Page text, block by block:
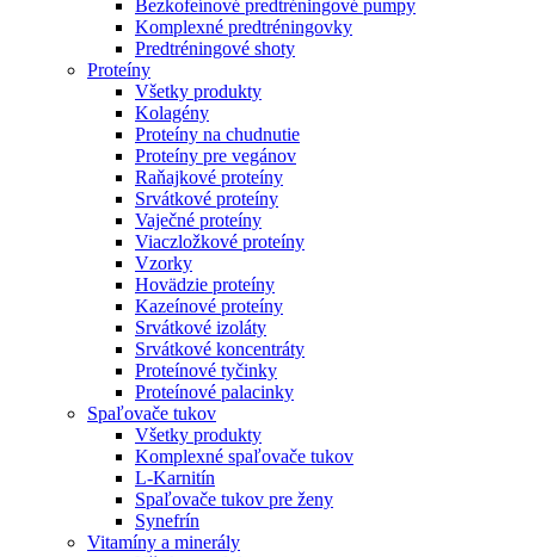
Bezkofeínové predtréningové pumpy
Komplexné predtréningovky
Predtréningové shoty
Proteíny
Všetky produkty
Kolagény
Proteíny na chudnutie
Proteíny pre vegánov
Raňajkové proteíny
Srvátkové proteíny
Vaječné proteíny
Viaczložkové proteíny
Vzorky
Hovädzie proteíny
Kazeínové proteíny
Srvátkové izoláty
Srvátkové koncentráty
Proteínové tyčinky
Proteínové palacinky
Spaľovače tukov
Všetky produkty
Komplexné spaľovače tukov
L-Karnitín
Spaľovače tukov pre ženy
Synefrín
Vitamíny a minerály